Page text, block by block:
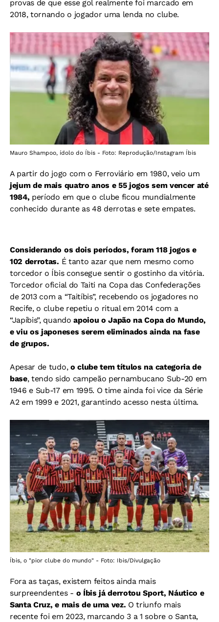
provas de que esse gol realmente foi marcado em
2018, tornando o jogador uma lenda no clube.
Mauro Shampoo, ídolo do Íbis - Foto: Reprodução/Instagram Íbis
A partir do jogo com o Ferroviário em 1980, veio um
jejum de mais quatro anos e 55 jogos sem vencer até
1984, período em que o clube ficou mundialmente
conhecido durante as48 derrotas e sete empates.
Considerando os dois períodos, foram 118 jogos e
102 derrotas. É tanto azar que nem mesmo como
torcedor o Íbis consegue sentir o gostinho da vitória.
Torcedor oficial do Taiti na Copa das Confederações
de 2013 com a “Taitíbis”, recebendo os jogadores no
Recife, o clube repetiu o ritual em 2014 com a
“Japíbis”, quandoapoiou o Japão na Copa do Mundo,
e viu os japoneses serem eliminados ainda na fase
de grupos.
Apesar de tudo, o clube tem títulos na categoria de
base, tendo sido campeão pernambucano Sub-20 em
1946 e Sub-17 em 1995. O time ainda foi vice da Série
A2 em 1999 e 2021, garantindo acesso nesta última.
Íbis, o "pior clube do mundo" - Foto: Ibis/Divulgação
Fora as taças, existem feitos ainda mais
surpreendentes - o Íbis já derrotou Sport, Náutico e
Santa Cruz, e mais de uma vez. O triunfo mais
recente foi em 2023, marcando 3 a 1 sobre o Santa,